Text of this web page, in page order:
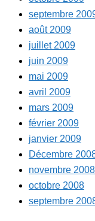
septembre
août 2009
juillet 2009
juin 2009
mai 2009
avril 2009
mars 2009
février 2009
janvier 2009
Décembre
novembre 2008
octobre 2008
septembre